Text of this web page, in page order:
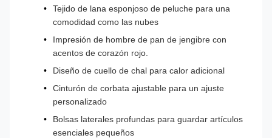
Tejido de lana esponjoso de peluche para una
comodidad como las nubes
Impresión de hombre de pan de jengibre con
acentos de corazón rojo.
Diseño de cuello de chal para calor adicional
Cinturón de corbata ajustable para un ajuste
personalizado
Bolsas laterales profundas para guardar artículos
esenciales pequeños